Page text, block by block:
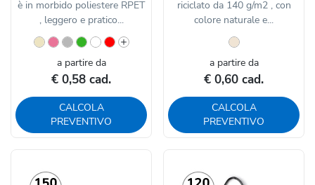
è in morbido poliestere RPET
, leggero e pratico...
a partire da
€ 0,58 cad.
CALCOLA
PREVENTIVO
riciclato da 140 g/m2 , con
colore naturale e...
a partire da
€ 0,60 cad.
CALCOLA
PREVENTIVO